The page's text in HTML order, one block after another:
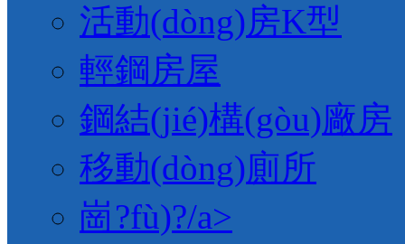
活動(dòng)房K型
輕鋼房屋
鋼結(jié)構(gòu)廠房
移動(dòng)廁所
崗?fù)?/a>